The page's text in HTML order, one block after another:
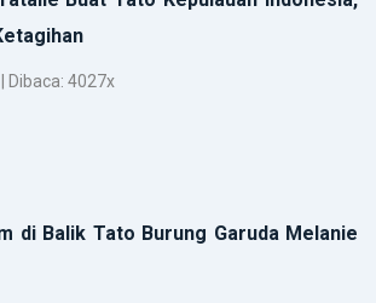
Dibaca: 4027x
di Balik Tato Burung Garuda Melanie